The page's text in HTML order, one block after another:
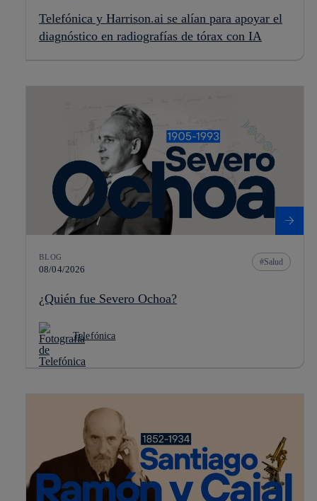
Telefónica y Harrison.ai se alían para apoyar el
diagnóstico en radiografías de tórax con IA
BLOG
08/04/2026
Salud
¿Quién fue Severo Ochoa?
Telefónica